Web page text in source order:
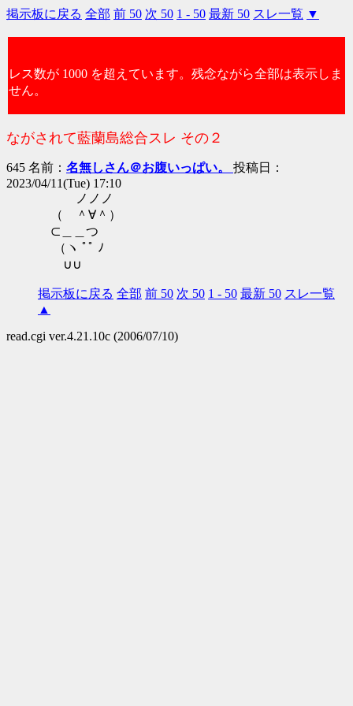
掲示板に戻る 全部 前 50 次 50 1 - 50 最新 50 スレ一覧 ▼
レス数が 1000 を超えています。残念ながら全部は表示しま
せん。
ながされて藍蘭島総合スレ その２
645 名前： 名無しさん＠お腹いっぱい。 投稿日：
2023/04/11(Tue) 17:10
ノノノ
（ ＾∀＾）
⊂＿＿つ
（ヽ ﾟﾟ ﾉ
∪∪
掲示板に戻る 全部 前 50 次 50 1 - 50 最新 50 スレ一覧
▲
read.cgi ver.4.21.10c (2006/07/10)